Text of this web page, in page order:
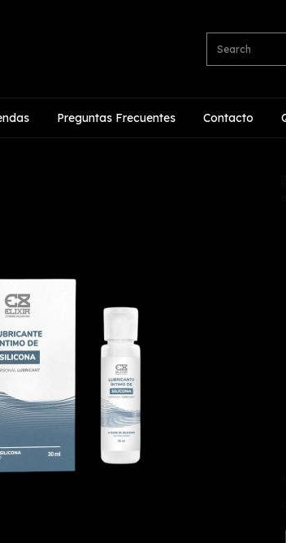
Preguntas Frecuentes Contacto